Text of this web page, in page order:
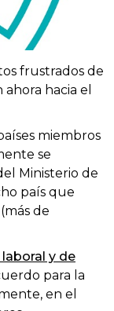
frustrados de
hacia el
miembros
se
Ministerio de
país que
de
y de
para la
en el